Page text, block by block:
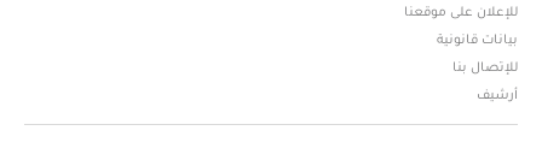
للإعلان على موقعنا
بيانات قانونية
للإتصال بنا
أرشيف